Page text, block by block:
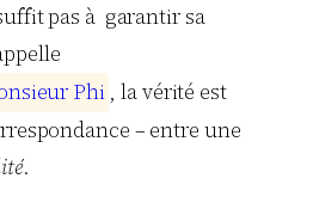
pas à garantir sa
nsieur Phi , la vérité est
– entre une
.